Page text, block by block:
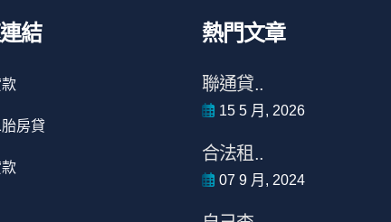
結
房貸
熱門文章
聯通貸..
15 5 月, 2026
合法租..
07 9 月, 2024